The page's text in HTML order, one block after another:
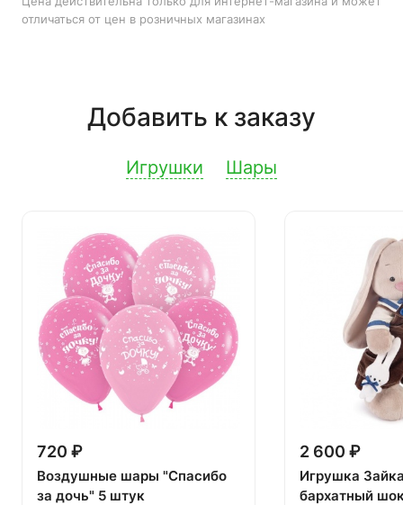
отличаться от цен в розничных магазинах
Добавить к заказу
Игрушки Шары
720 ₽
Воздушные шары "Спасибо
за дочь" 5 штук
2 600 ₽
Игрушка
бархатный